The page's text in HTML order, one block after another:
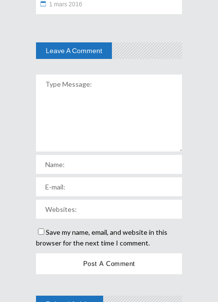
1 mars 2016
Leave A Comment
Save my name, email, and website in this
browser for the next time I comment.